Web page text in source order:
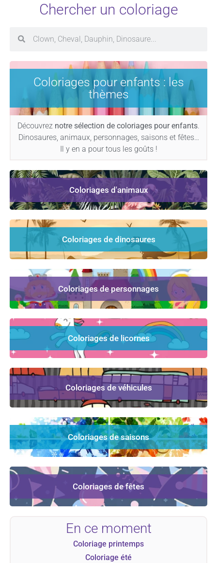
Chercher un coloriage
Coloriages pour enfants : les
thèmes
Découvrez notre sélection de coloriages pour enfants.
Dinosaures, animaux, personnages, saisons et fêtes…
Il y en a pour tous les goûts !
Coloriages d'animaux
Coloriages de dinosaures
Coloriages de personnages
Coloriages de licornes
Coloriages de véhicules
Coloriages de saisons
Coloriages de fêtes
En ce moment
Coloriage printemps
Coloriage été